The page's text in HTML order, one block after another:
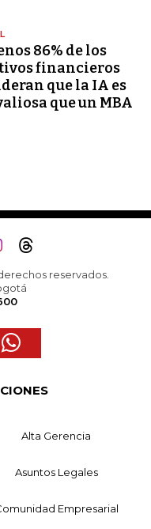
86% de los
financieros
que la IA es
que un MBA
reservados.
Alta Gerencia
Asuntos Legales
Empresarial